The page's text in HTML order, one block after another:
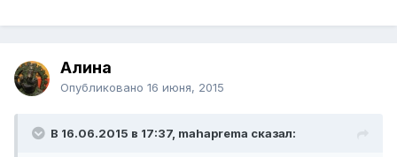
Алина
Опубликовано 16 июня, 2015
В 16.06.2015 в 17:37, mahaprema сказал: